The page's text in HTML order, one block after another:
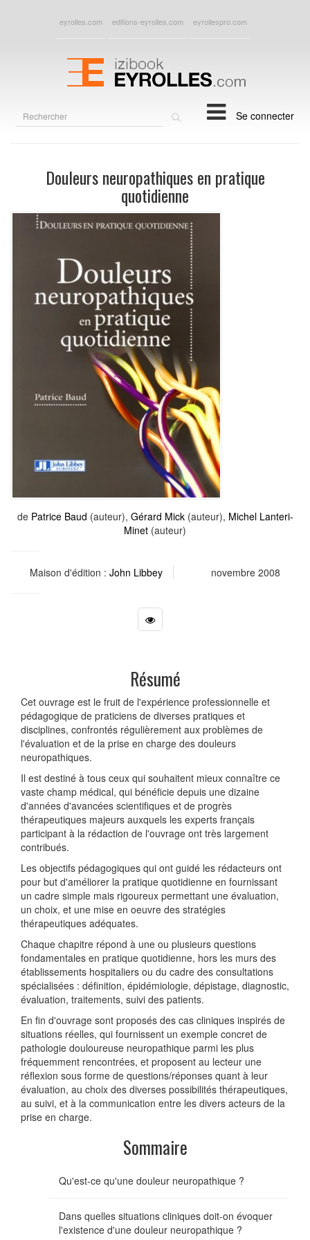
eyrolles.com editions-eyrolles.com eyrollespro.com
Se connecter
Douleurs neuropathiques en pratique
quotidienne
de Patrice Baud (auteur), Gérard Mick(auteur), Michel Lanteri-
Minet (auteur)
Maison d'édition : John Libbey novembre 2008
Résumé
Cet ouvrage est le fruit de l'expérience professionnelle et
pédagogique de praticiens de diverses pratiques et
disciplines, confrontés régulièrement aux problèmes de
l'évaluation et de la prise en charge des douleurs
neuropathiques.
Il est destiné à tous ceux qui souhaitent mieux connaître ce
vaste champ médical, qui bénéficie depuis une dizaine
d'années d'avancées scientifiques et de progrès
thérapeutiques majeurs auxquels les experts français
participant à la rédaction de l'ouvrage ont très largement
contribués.
Les objectifs pédagogiques qui ont guidé les rédacteurs ont
pour but d'améliorer la pratique quotidienne en fournissant
un cadre simple mais rigoureux permettant une évaluation,
un choix, et une mise en oeuvre des stratégies
thérapeutiques adéquates.
Chaque chapitre répond à une ou plusieurs questions
fondamentales en pratique quotidienne, hors les murs des
établissements hospitaliers ou du cadre des consultations
spécialisées : définition, épidémiologie, dépistage, diagnostic,
évaluation, traitements, suivi des patients.
En fin d'ouvrage sont proposés des cas cliniques inspirés de
situations réelles, qui fournissent un exemple concret de
pathologie douloureuse neuropathique parmi les plus
fréquemment rencontrées, et proposent au lecteur une
réflexion sous forme de questions/réponses quant à leur
évaluation, au choix des diverses possibilités thérapeutiques,
au suivi, et à la communication entre les divers acteurs de la
prise en charge.
Sommaire
Qu'est-ce qu'une douleur neuropathique ?
Dans quelles situations cliniques doit-on évoquer
l'existence d'une douleur neuropathique ?